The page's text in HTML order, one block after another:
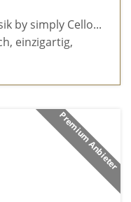
by simply Cello...
einzigartig,
Premium Anbieter